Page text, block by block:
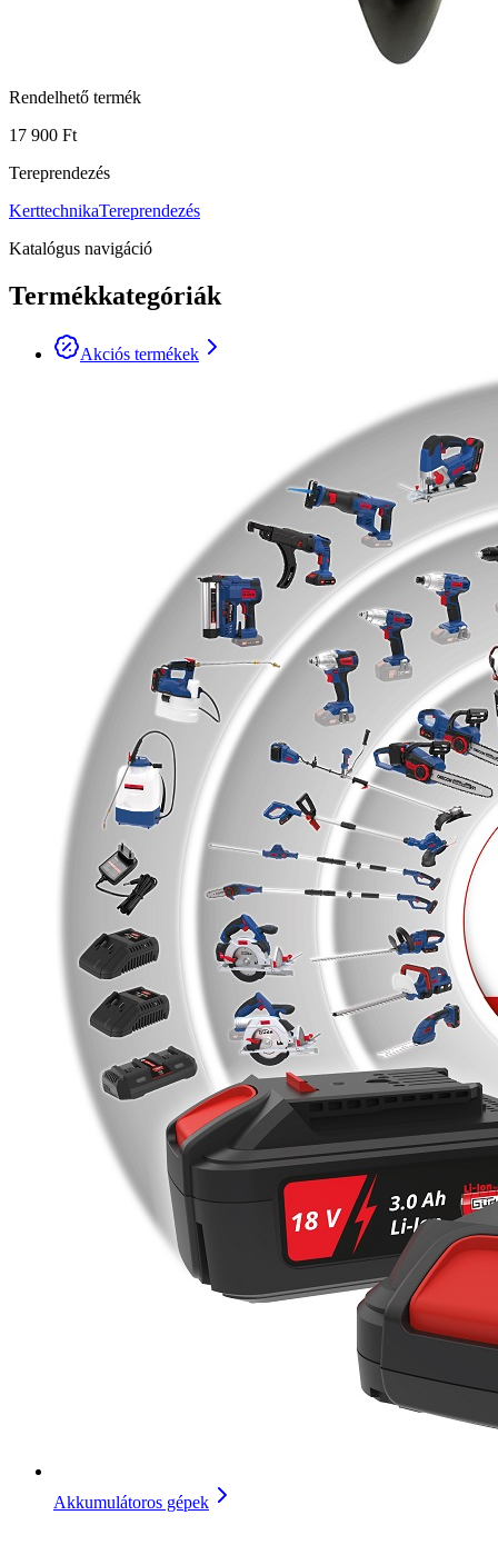
Rendelhető termék
17 900 Ft
Tereprendezés
KerttechnikaTereprendezés
Katalógus navigáció
Termékkategóriák
Akciós termékek
Akkumulátoros gépek